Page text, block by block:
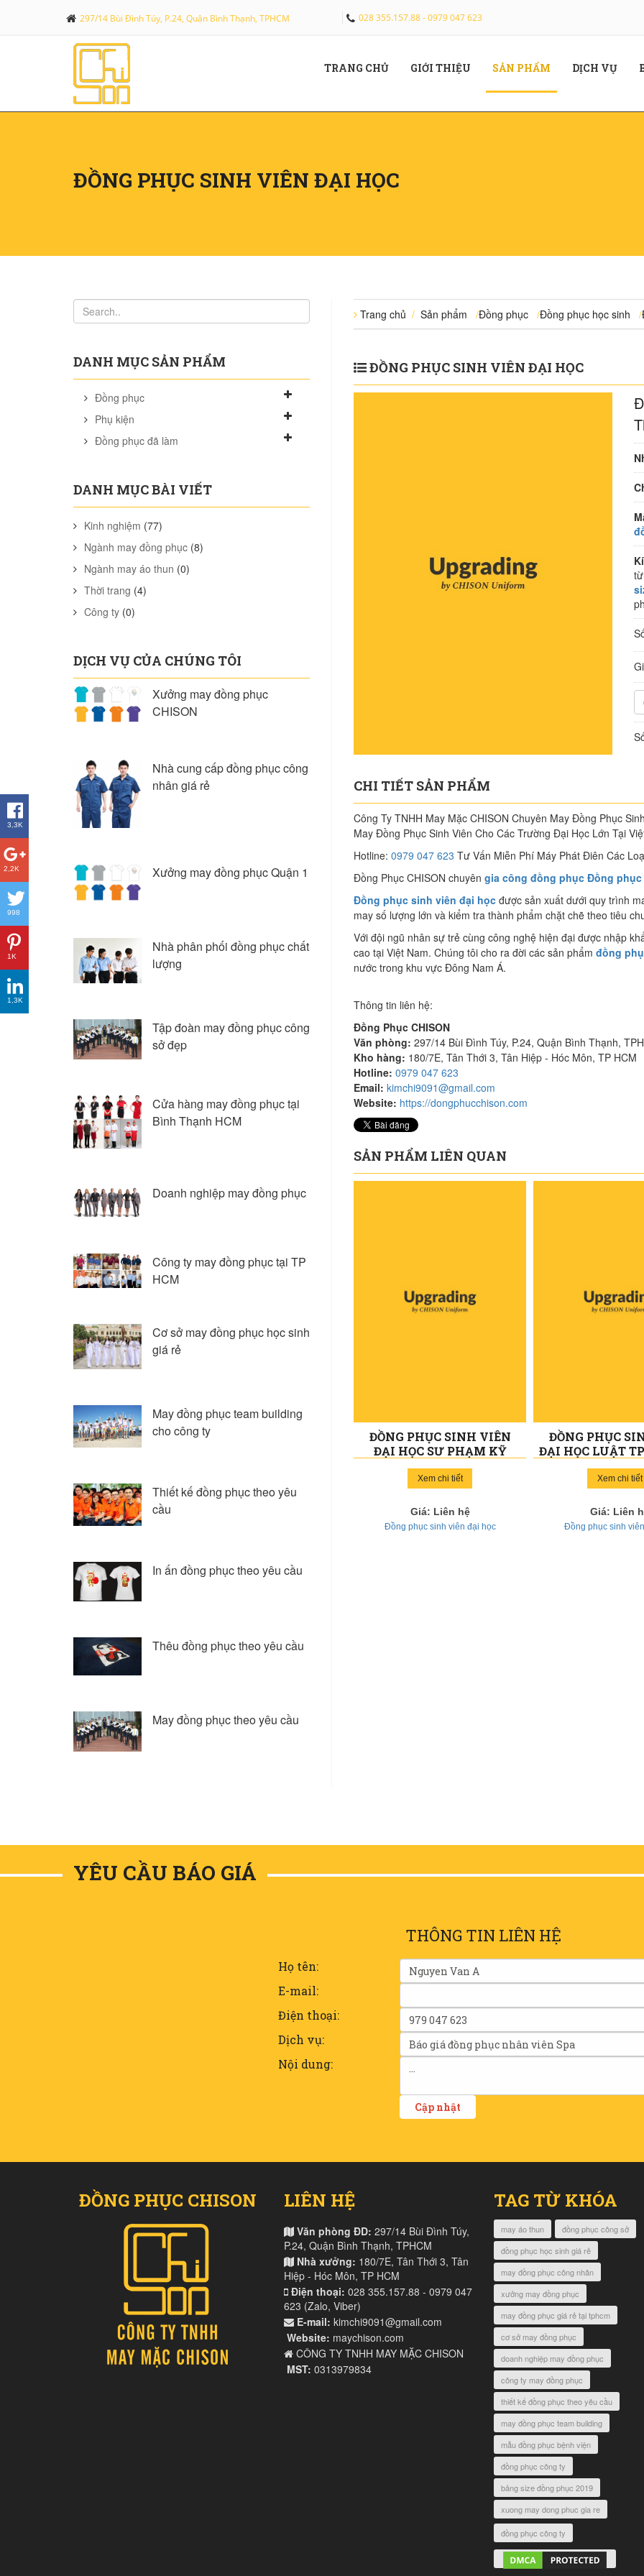
297/14 Bùi Đình Túy, P.24, Quận Bình Thạnh, TPHCM 028 355.157.88 - 0979 047 623
TRANG CHỦ(CURRENT)
GIỚI THIỆU (CURRENT)
SẢN PHẨM (CURRENT)
DỊCH VỤ
ĐỒNG PHỤC SINH VIÊN ĐẠI HỌC
DANH MỤC SẢN PHẨM
Đồng phục
Phụ kiện
Đồng phục đã làm
DANH MỤC BÀI VIẾT
Kinh nghiệm (77)
Ngành may đồng phục (8)
Ngành may áo thun (0)
Thời trang (4)
Công ty (0)
DỊCH VỤ CỦA CHÚNG TÔI
Xưởng may đồng phục
CHISON
Nhà cung cấp đồng phục công
nhân giá rẻ
Xưởng may đồng phục Quận 1
Nhà phân phối đồng phục chất
lượng
Tập đoàn may đồng phục công
sở đẹp
Cửa hàng may đồng phục tại
Bình Thạnh HCM
Doanh nghiệp may đồng phục
Công ty may đồng phục tại TP
HCM
Cơ sở may đồng phục học sinh
giá rẻ
May đồng phục team building
cho công ty
Thiết kế đồng phục theo yêu
cầu
In ấn đồng phục theo yêu cầu
Thêu đồng phục theo yêu cầu
May đồng phục theo yêu cầu
Trang chủ / Sản phẩm /Đồng phục /Đồng phục học sinh /
ĐỒNG PHỤC SINH VIÊN ĐẠI HỌC
CHI TIẾT SẢN PHẨM
Công Ty TNHH May Mặc CHISON Chuyên May Đồng Phục
May Đồng Phục Sinh Viên Cho Các Trường Đại Học Lớn Tại
Hotline: 0979 047 623 Tư Vấn Miễn Phí Máy Phát Điên Các
Đồng Phục CHISON chuyên gia công đồng phục Đồng
Đồng phục sinh viên đại học được sản xuất dưới quy trình
may số lượng lớn và kiểm tra thành phẩm chặt chẽ theo tiêu
Với đội ngũ nhân sự trẻ cùng công nghệ hiện đại được nhập
cao tại Việt Nam. Chúng tôi cho ra đời các sản phẩm đồng
nước trong khu vực Đông Nam Á.
Thông tin liên hệ:
Đồng Phục CHISON
Văn phòng: 297/14 Bùi Đình Túy, P.24, Quận Bình Thạnh,
Kho hàng: 180/7E, Tân Thới 3, Tân Hiệp - Hóc Môn, TP HCM
Hotline: 0979 047 623
Email: kimchi9091@gmail.com
Website: https://dongphucchison.com
SẢN PHẨM LIÊN QUAN
ĐỒNG PHỤC SINH VIÊN
ĐẠI HỌC SƯ PHẠM KỸ
THUẬT TPHCM 016
Xem chi tiết
Giá: Liên hệ
Đồng phục sinh viên đại học
ĐỒNG PHỤC
ĐẠI HỌC LUẬT
Xem chi tiết
Giá: Liên
Đồng phục sinh
YÊU CẦU BÁO GIÁ
THÔNG TIN LIÊN HỆ
Họ tên:
E-mail:
Điện thoại:
Dịch vụ:
Nội dung:
ĐỒNG PHỤC CHISON LIÊN HỆ
Văn phòng ĐD: 297/14 Bùi Đình Túy,
P.24, Quận Bình Thạnh, TPHCM
Nhà xưởng: 180/7E, Tân Thới 3, Tân
Hiệp - Hóc Môn, TP HCM
Điện thoại: 028 355.157.88 - 0979 047
623 (Zalo, Viber)
E-mail: kimchi9091@gmail.com
Website: maychison.com
CÔNG TY TNHH MAY MẶC CHISON
MST: 0313979834
TAG TỪ KHÓA
may áo thun
đồng phục công sở
đồng phục học sinh giá rẻ
may đồng phục công nhân
xưởng may đồng phục
may đồng phục giá rẻ tại tphcm
cơ sở may đồng phục
doanh nghiệp may đồng phục
công ty may đồng phục
thiết kế đồng phục theo yêu cầu
may đồng phục team building
mẫu đồng phục bệnh viện
đồng phục công ty
bảng size đồng phục 2019
xuong may dong phuc gia re
đồng phục công ty
3,3K
2,2K
998
1K
1,3K